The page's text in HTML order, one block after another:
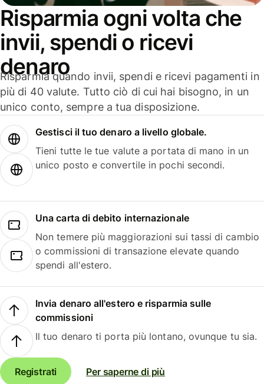
Risparmia ogni volta che
invii, spendi o ricevi
denaro
Risparmia quando invii, spendi e ricevi pagamenti in
più di 40 valute. Tutto ciò di cui hai bisogno, in un
unico conto, sempre a tua disposizione.
Gestisci il tuo denaro a livello globale.
Tieni tutte le tue valute a portata di mano in un
unico posto e convertile in pochi secondi.
Una carta di debito internazionale
Non temere più maggiorazioni sui tassi di cambio
o commissioni di transazione elevate quando
spendi all'estero.
Invia denaro all'estero e risparmia sulle
commissioni
Il tuo denaro ti porta più lontano, ovunque tu sia.
Registrati Per saperne di più